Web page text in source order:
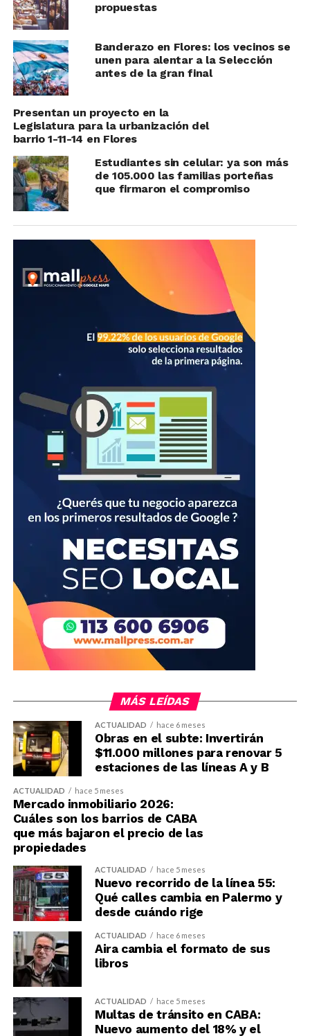
propuestas
Banderazo en Flores: los vecinos se
unen para alentar a la Selección
antes de la gran final
Presentan un proyecto en la
Legislatura para la urbanización del
barrio 1-11-14 en Flores
Estudiantes sin celular: ya son más
de 105.000 las familias porteñas
que firmaron el compromiso
MÁS LEÍDAS
ACTUALIDAD hace 6 meses
Obras en el subte: Invertirán
$11.000 millones para renovar 5
estaciones de las líneas A y B
ACTUALIDAD hace 5 meses
Mercado inmobiliario 2026:
Cuáles son los barrios de CABA
que más bajaron el precio de las
propiedades
ACTUALIDAD hace 5 meses
Nuevo recorrido de la línea 55:
Qué calles cambia en Palermo y
desde cuándo rige
ACTUALIDAD hace 6 meses
Aira cambia el formato de sus
libros
ACTUALIDAD hace 5 meses
Multas de tránsito en CABA:
Nuevo aumento del 18% y el